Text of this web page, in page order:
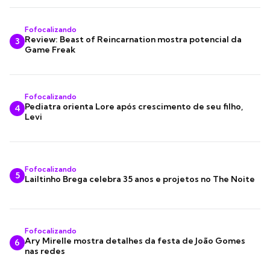
3
Fofocalizando
Review: Beast of Reincarnation mostra potencial da
Game Freak
4
Fofocalizando
Pediatra orienta Lore após crescimento de seu filho,
Levi
5
Fofocalizando
Lailtinho Brega celebra 35 anos e projetos no The Noite
6
Fofocalizando
Ary Mirelle mostra detalhes da festa de João Gomes
nas redes